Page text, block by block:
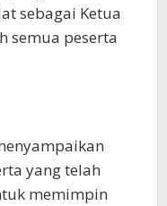
sebagai Ketua
semua peserta
yang telah
memimpin